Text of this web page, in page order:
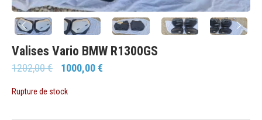
Valises Vario BMW R1300GS
1202,00€ 1000,00€
Rupture de stock